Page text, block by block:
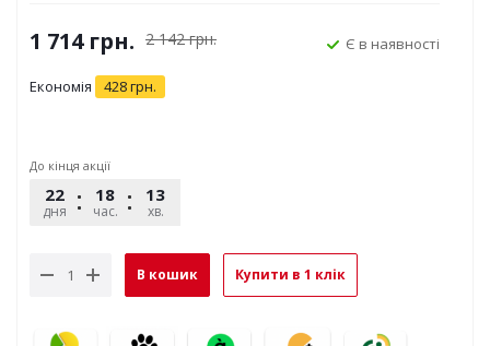
1 714грн. 2 142грн.
Економія 428грн.
Є в наявності
До кінця акції
22
дня
18
час.
13
хв.
В кошик Купити в 1 клік